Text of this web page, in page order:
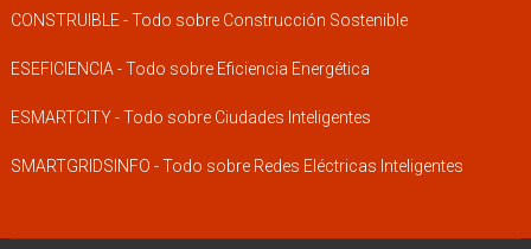
CONSTRUIBLE - Todo sobre Construcción Sostenible
ESEFICIENCIA - Todo sobre Eficiencia Energética
ESMARTCITY - Todo sobre Ciudades Inteligentes
SMARTGRIDSINFO - Todo sobre Redes Eléctricas Inteligentes